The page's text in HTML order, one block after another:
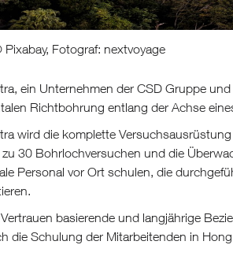
Fotograf: nextvoyage
ein Unternehmen der CSD Gruppe
Richtbohrung entlang der Achse
wird die komplette
30 Bohrlochversuchen und die
Personal vor Ort schulen, die
basierende und langjährige
die Schulung der Mitarbeitenden in